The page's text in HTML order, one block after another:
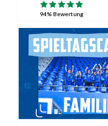
94% Bewertung